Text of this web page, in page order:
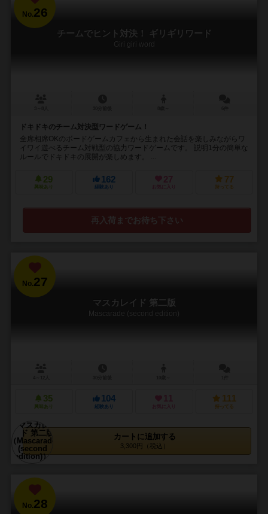
No.26
チームでヒント対決！ ギリギリワード
Giri giri word
ドキドキのチーム対決型ワードゲーム！
全席相席OKのボードゲームカフェから生まれた会話を楽しみながらワ
イワイ遊べるチーム対戦型の協力ワードゲームです。 説明1分の簡単な
ルールでドキドキの展開が楽しめます。 ...
29
興味あり
162
経験あり
27
お気に入り
77
持ってる
再入荷までお待ち下さい
No.27
マスカレイド 第二版
Mascarade (second edition)
35
興味あり
104
経験あり
11
お気に入り
111
持ってる
カートに追加する
3,300円（税込）
No.28